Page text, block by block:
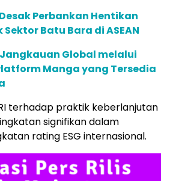
Perbankan Hentikan
Batu Bara di ASEAN
Global melalui
Manga yang Tersedia
terhadap praktik keberlanjutan
signifikan dalam
rating ESG internasional.